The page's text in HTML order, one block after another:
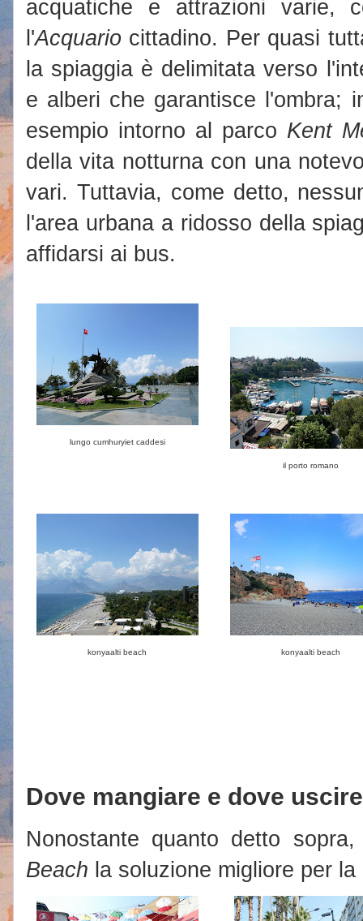
acquatiche e attrazioni varie,
l'Acquario cittadino. Per quasi
la spiaggia è delimitata verso
e alberi che garantisce l'ombra;
esempio intorno al parco Kent
della vita notturna con una
vari. Tuttavia, come detto,
l'area urbana a ridosso della
affidarsi ai bus.
lungo cumhuryiet caddesi
il porto romano
konyaalti beach konyaalti beach
Dove mangiare e dove
Nonostante quanto detto
Beach la soluzione migliore per